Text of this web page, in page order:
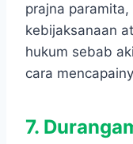
prajna
kebijaksanaan
hukum sebab
cara
7.